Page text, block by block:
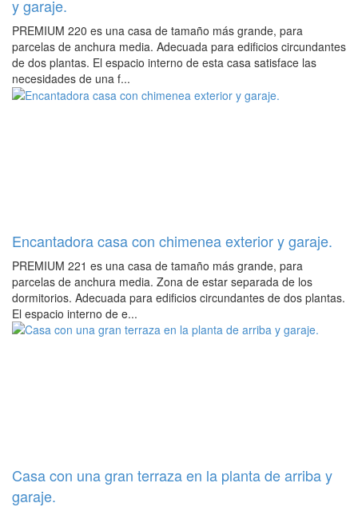
y garaje.
PREMIUM 220 es una casa de tamaño más grande, para
parcelas de anchura media. Adecuada para edificios circundantes
de dos plantas. El espacio interno de esta casa satisface las
necesidades de una f...
Encantadora casa con chimenea exterior y garaje.
PREMIUM 221 es una casa de tamaño más grande, para
parcelas de anchura media. Zona de estar separada de los
dormitorios. Adecuada para edificios circundantes de dos plantas.
El espacio interno de e...
Casa con una gran terraza en la planta de arriba y
garaje.